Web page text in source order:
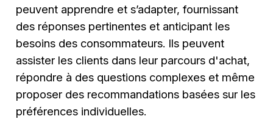
peuvent apprendre et s’adapter, fournissant
des réponses pertinentes et anticipant les
besoins des consommateurs. Ils peuvent
assister les clients dans leur parcours d'achat,
répondre à des questions complexes et même
proposer des recommandations basées sur les
préférences individuelles.